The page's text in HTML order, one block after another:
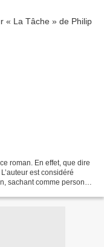
roman. En effet, que dire
est considéré
sachant comme personne